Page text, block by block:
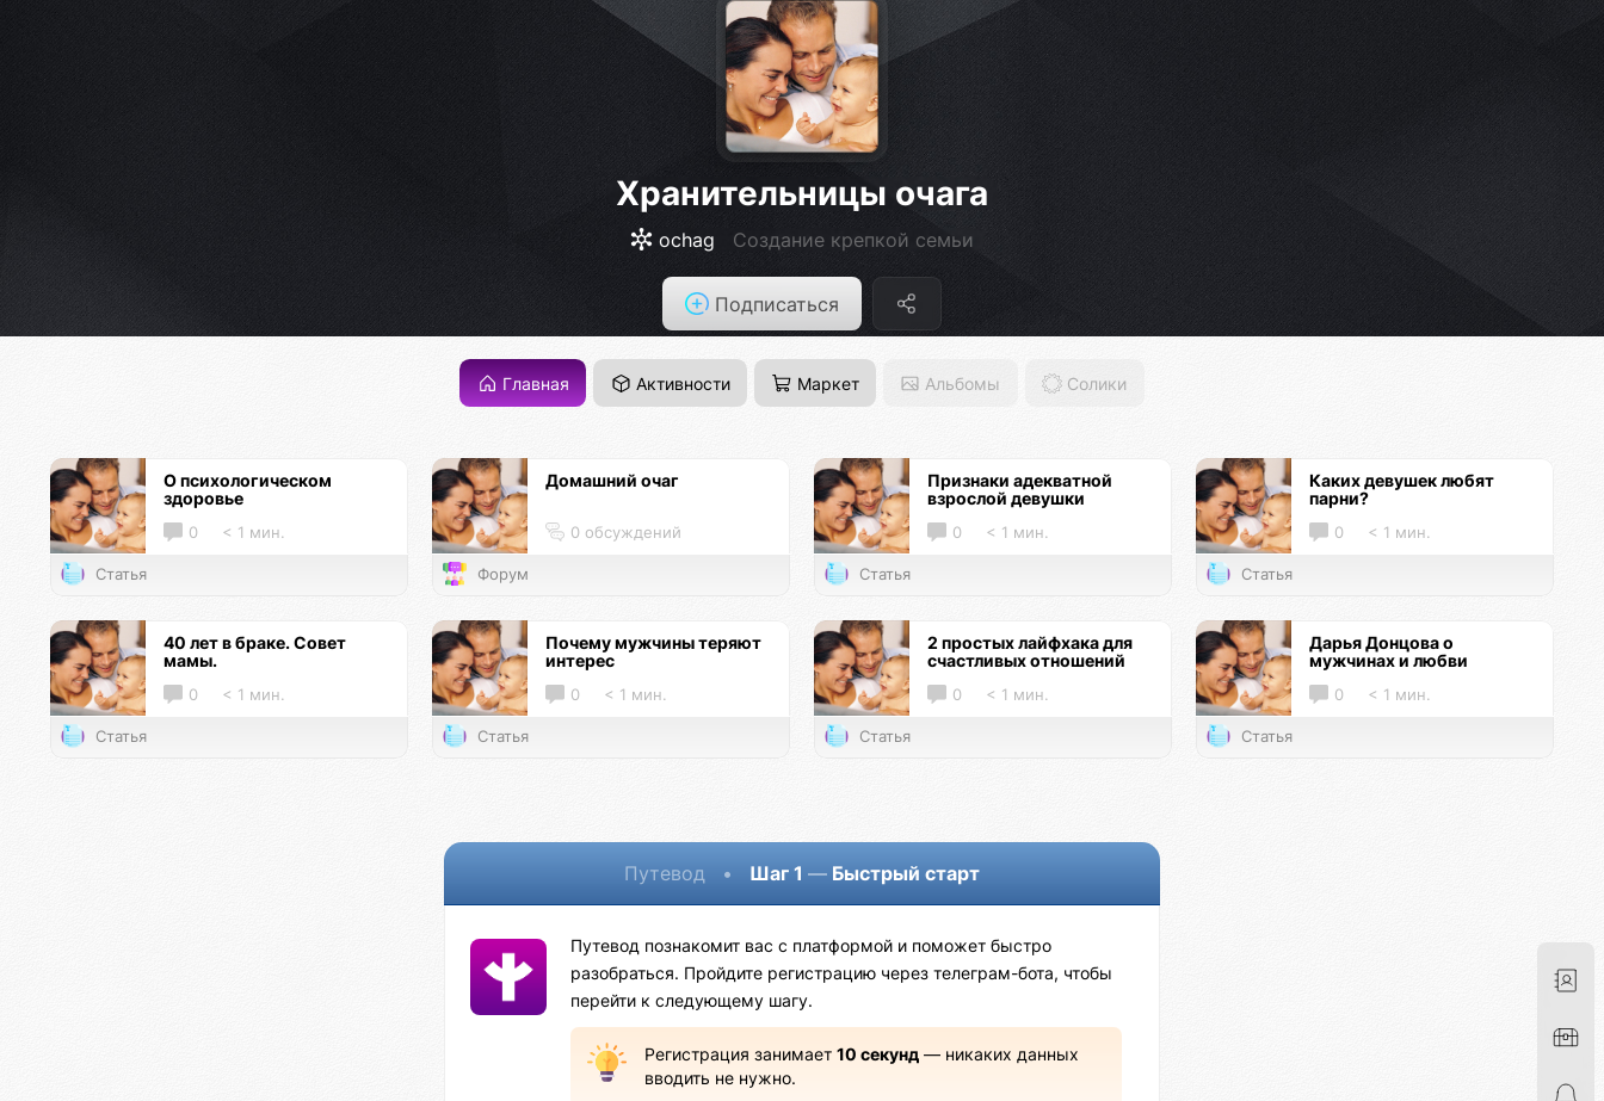
Хранительницы очага
ochag Создание крепкой семьи
Подписаться
Главная Активности Маркет Альбомы Солики
О психологическом
здоровье
0 < 1 мин.
Статья
Домашний очаг
0 обсуждений
Форум
Признаки адекватной
взрослой девушки
0 < 1 мин.
Статья
Каких девушек любят
парни?
0 < 1 мин.
Статья
40 лет в браке. Совет
мамы.
0 < 1 мин.
Статья
Почему мужчины теряют
интерес
0 < 1 мин.
Статья
2 простых лайфхака для
счастливых отношений
0 < 1 мин.
Статья
Дарья Донцова о
мужчинах и любви
0 < 1 мин.
Статья
Путевод • Шаг 1 — Быстрый старт
Путевод познакомит вас с платформой и поможет быстро
разобраться. Пройдите регистрацию через телеграм-бота, чтобы
перейти к следующему шагу.
Регистрация занимает 10 секунд— никаких данных
вводить не нужно.